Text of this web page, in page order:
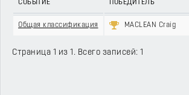
СОБЫТИЕ ПОБЕДИТЕЛЬ
Общая классификация MACLEAN Craig
Страница 1 из 1. Всего записей: 1